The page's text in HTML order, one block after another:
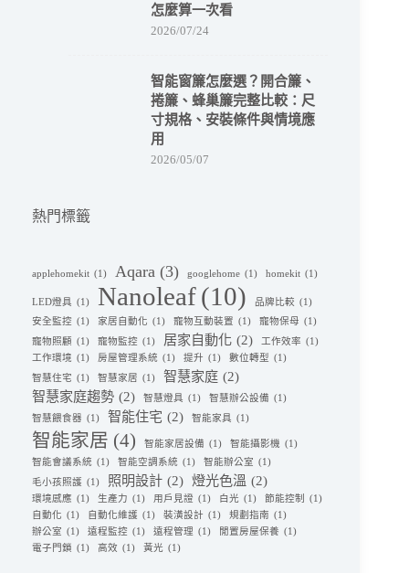
怎麼算一次看
2026/07/24
智能窗簾怎麼選？開合簾、
捲簾、蜂巢簾完整比較：尺
寸規格、安裝條件與情境應
用
2026/05/07
熱門標籤
applehomekit (1) Aqara (3) googlehome (1) homekit (1)
LED燈具 (1) Nanoleaf(10) 品牌比較 (1)
安全監控 (1) 家居自動化 (1) 寵物互動裝置 (1) 寵物保母 (1)
寵物照顧 (1) 寵物監控 (1) 居家自動化 (2) 工作效率 (1)
工作環境 (1) 房屋管理系統 (1) 提升 (1) 數位轉型 (1)
智慧住宅 (1) 智慧家居 (1) 智慧家庭 (2)
智慧家庭趨勢 (2) 智慧燈具 (1) 智慧辦公設備 (1)
智慧餵食器 (1) 智能住宅 (2) 智能家具 (1)
智能家居 (4) 智能家居設備 (1) 智能攝影機 (1)
智能會議系統 (1) 智能空調系統 (1) 智能辦公室 (1)
毛小孩照護 (1) 照明設計 (2) 燈光色溫 (2)
環境感應 (1) 生產力 (1) 用戶見證 (1) 白光 (1) 節能控制
(1)
自動化 (1) 自動化維護 (1) 裝潢設計 (1) 規劃指南 (1)
辦公室 (1) 遠程監控 (1) 遠程管理 (1) 閒置房屋保養 (1)
電子門鎖 (1) 高效 (1) 黃光 (1)